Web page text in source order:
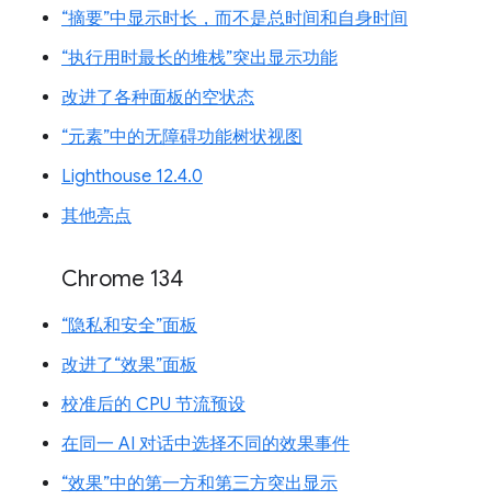
“摘要”中显示时长，而不是总时间和自身时间
“执行用时最长的堆栈”突出显示功能
改进了各种面板的空状态
“元素”中的无障碍功能树状视图
Lighthouse 12.4.0
其他亮点
Chrome 134
“隐私和安全”面板
改进了“效果”面板
校准后的 CPU 节流预设
在同一 AI 对话中选择不同的效果事件
“效果”中的第一方和第三方突出显示